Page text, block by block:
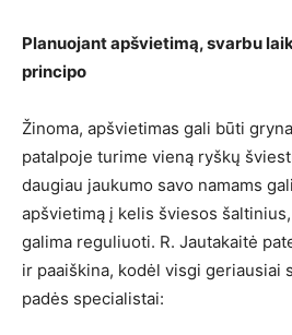
Planuojant apšvietimą, svarbu
principo
Žinoma, apšvietimas gali būti
patalpoje turime vieną ryškų
daugiau jaukumo savo namams
apšvietimą į kelis šviesos
galima reguliuoti. R. Jautakaitė
ir paaiškina, kodėl visgi geriausiai
padės specialistai: